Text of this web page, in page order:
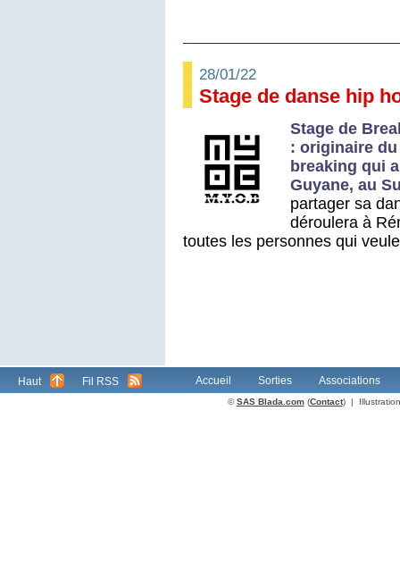
28/01/22
Stage de danse hip
Stage de
: originaire
breaking qui
Guyane, au
partager sa
déroulera à
toutes les personnes qui
Haut Fil RSS Accueil Sorties Associations
©SAS Blada.com(Contact) |